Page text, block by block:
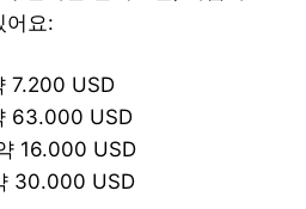
어요:
7.200 USD
63.000 USD
16.000 USD
30.000 USD